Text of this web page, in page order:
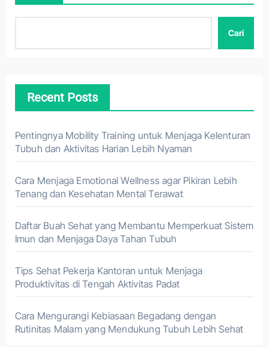
Cari
Recent Posts
Pentingnya Mobility Training untuk Menjaga Kelenturan
Tubuh dan Aktivitas Harian Lebih Nyaman
Cara Menjaga Emotional Wellness agar Pikiran Lebih
Tenang dan Kesehatan Mental Terawat
Daftar Buah Sehat yang Membantu Memperkuat Sistem
Imun dan Menjaga Daya Tahan Tubuh
Tips Sehat Pekerja Kantoran untuk Menjaga
Produktivitas di Tengah Aktivitas Padat
Cara Mengurangi Kebiasaan Begadang dengan
Rutinitas Malam yang Mendukung Tubuh Lebih Sehat